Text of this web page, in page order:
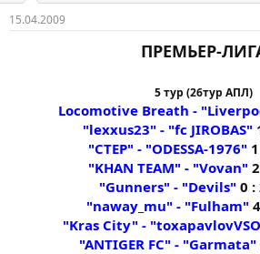
15.04.2009
ПРЕМЬЕР-
5 тур (26тур АПЛ)
Locomotive Breath -
"lexxus23" - "fc JIROBAS"
"CTEP" - "ODESSA-1976"
"KHAN TEAM" - "Vovan"
"Gunners" - "Devils" 0 :
"naway_mu" - "Fulham"
"Kras City" -
"ANTIGER FC" - "Garmata"